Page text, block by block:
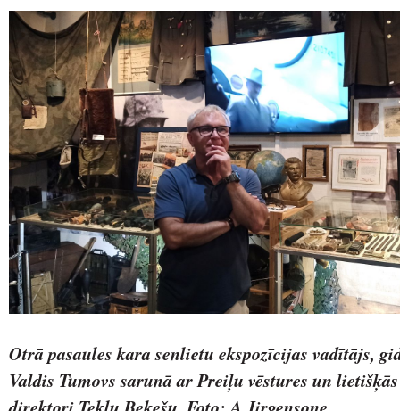
Otrā pasaules kara senlietu ekspozīcijas vadītājs,
Valdis Tumovs sarunā ar Preiļu vēstures un